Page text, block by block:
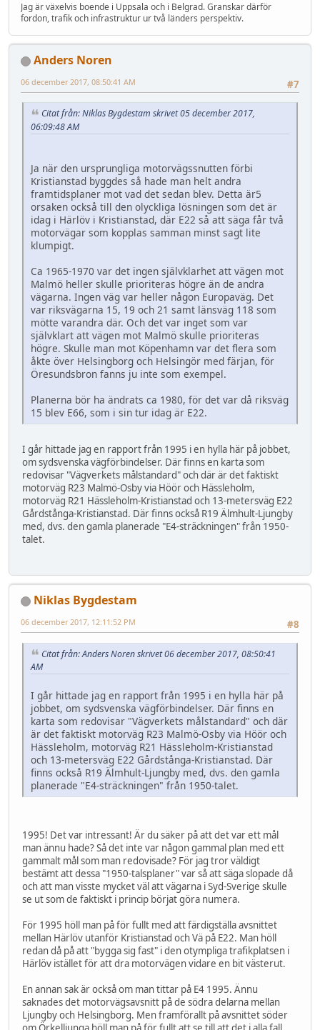
Jag är växelvis boende i Uppsala och i Belgrad. Granskar därför
fordon, trafik och infrastruktur ur två länders perspektiv.
Anders Noren
#7
06 december 2017, 08:50:41 AM
Citat från: Niklas Bygdestam skrivet 05 december 2017,
06:09:48 AM
Ja när den ursprungliga motorvägssnutten förbi
Kristianstad byggdes så hade man helt andra
framtidsplaner mot vad det sedan blev. Detta är5
orsaken också till den olyckliga lösningen som det är
idag i Härlöv i Kristianstad, där E22 så att säga får två
motorvägar som kopplas samman minst sagt lite
klumpigt.
Ca 1965-1970 var det ingen självklarhet att vägen mot
Malmö heller skulle prioriteras högre än de andra
vägarna. Ingen väg var heller någon Europaväg. Det
var riksvägarna 15, 19 och 21 samt länsväg 118 som
mötte varandra där. Och det var inget som var
självklart att vägen mot Malmö skulle prioriteras
högre. Skulle man mot Köpenhamn var det flera som
åkte över Helsingborg och Helsingör med färjan, för
Öresundsbron fanns ju inte som exempel.
Planerna bör ha ändrats ca 1980, för det var då riksväg
15 blev E66, som i sin tur idag är E22.
I går hittade jag en rapport från 1995 i en hylla här på jobbet,
om sydsvenska vägförbindelser. Där finns en karta som
redovisar "Vägverkets målstandard" och där är det faktiskt
motorväg R23 Malmö-Osby via Höör och Hässleholm,
motorväg R21 Hässleholm-Kristianstad och 13-metersväg E22
Gårdstånga-Kristianstad. Där finns också R19 Älmhult-Ljungby
med, dvs. den gamla planerade "E4-sträckningen" från 1950-
talet.
Niklas Bygdestam
#8
06 december 2017, 12:11:52 PM
Citat från: Anders Noren skrivet 06 december 2017, 08:50:41
AM
I går hittade jag en rapport från 1995 i en hylla här på
jobbet, om sydsvenska vägförbindelser. Där finns en
karta som redovisar "Vägverkets målstandard" och där
är det faktiskt motorväg R23 Malmö-Osby via Höör och
Hässleholm, motorväg R21 Hässleholm-Kristianstad
och 13-metersväg E22 Gårdstånga-Kristianstad. Där
finns också R19 Älmhult-Ljungby med, dvs. den gamla
planerade "E4-sträckningen" från 1950-talet.
1995! Det var intressant! Är du säker på att det var ett mål
man ännu hade? Så det inte var någon gammal plan med ett
gammalt mål som man redovisade? För jag tror väldigt
bestämt att dessa "1950-talsplaner" var så att säga slopade då
och att man visste mycket väl att vägarna i Syd-Sverige skulle
se ut som de faktiskt i princip börjat göra numera.
För 1995 höll man på för fullt med att färdigställa avsnittet
mellan Härlöv utanför Kristianstad och Vä på E22. Man höll
redan då på att "bygga sig fast" i den otympliga trafikplatsen i
Härlöv istället för att dra motorvägen vidare en bit västerut.
En annan sak är också om man tittar på E4 1995. Ännu
saknades det motorvägsavsnitt på de södra delarna mellan
Ljungby och Helsingborg. Men framförallt på avsnittet söder